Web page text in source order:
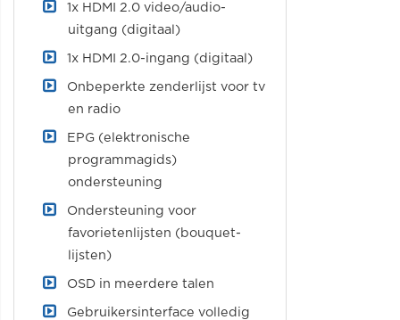
1x HDMI 2.0 video/audio-
uitgang (digitaal)
1x HDMI 2.0-ingang (digitaal)
Onbeperkte zenderlijst voor tv
en radio
EPG (elektronische
programmagids)
ondersteuning
Ondersteuning voor
favorietenlijsten (bouquet-
lijsten)
OSD in meerdere talen
Gebruikersinterface volledig